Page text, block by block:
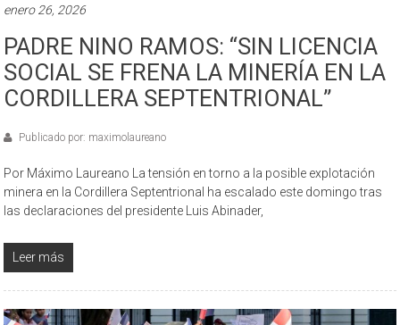
enero 26, 2026
PADRE NINO RAMOS: “SIN LICENCIA
SOCIAL SE FRENA LA MINERÍA EN LA
CORDILLERA SEPTENTRIONAL”
Publicado por: maximolaureano
Por Máximo Laureano La tensión en torno a la posible explotación
minera en la Cordillera Septentrional ha escalado este domingo tras
las declaraciones del presidente Luis Abinader,
Leer más